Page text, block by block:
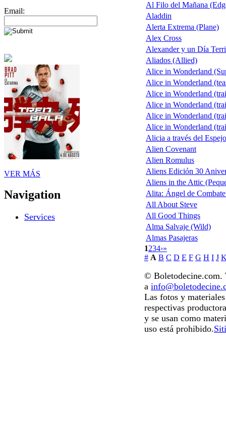
Email:
VER MÁS
Navigation
Services
Al Filo del Mañana
Aladdin
Alerta Extrema (Plane)
Alex Cross
Alexander y un Día
Aliados (Allied)
Alice in Wonderland
Alice in Wonderland
Alice in Wonderland
Alice in Wonderland
Alice in Wonderland
Alice in Wonderland
Alicia a través del
Alien Covenant
Alien Romulus
Aliens Edición 30
Aliens in the Attic
Alita: Ángel de
All About Steve
All Good Things
Alma Salvaje (Wild)
Almas Pasajeras
1234›»
# A B C D E F G H I J
© Boletodecine.com.
a
Las fotos y
respectivas
y se usan como
uso está prohibido.